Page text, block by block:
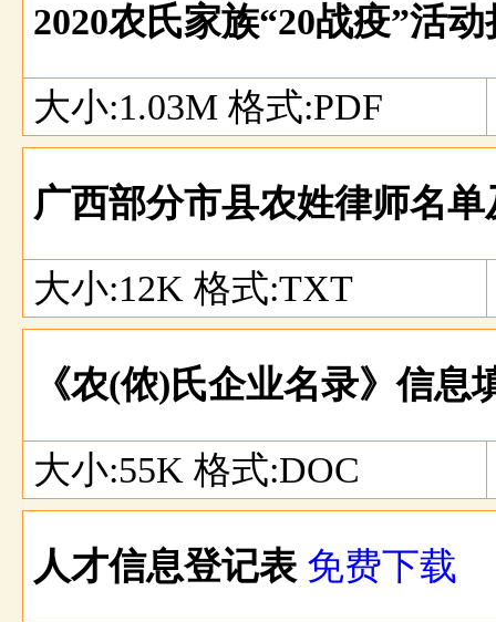
2020农氏家族“20战疫”活
大小:1.03M 格式:PDF
广西部分市县农姓律师名
大小:12K 格式:TXT
《农(侬)氏企业名录》信息
大小:55K 格式:DOC
人才信息登记表 免费下载